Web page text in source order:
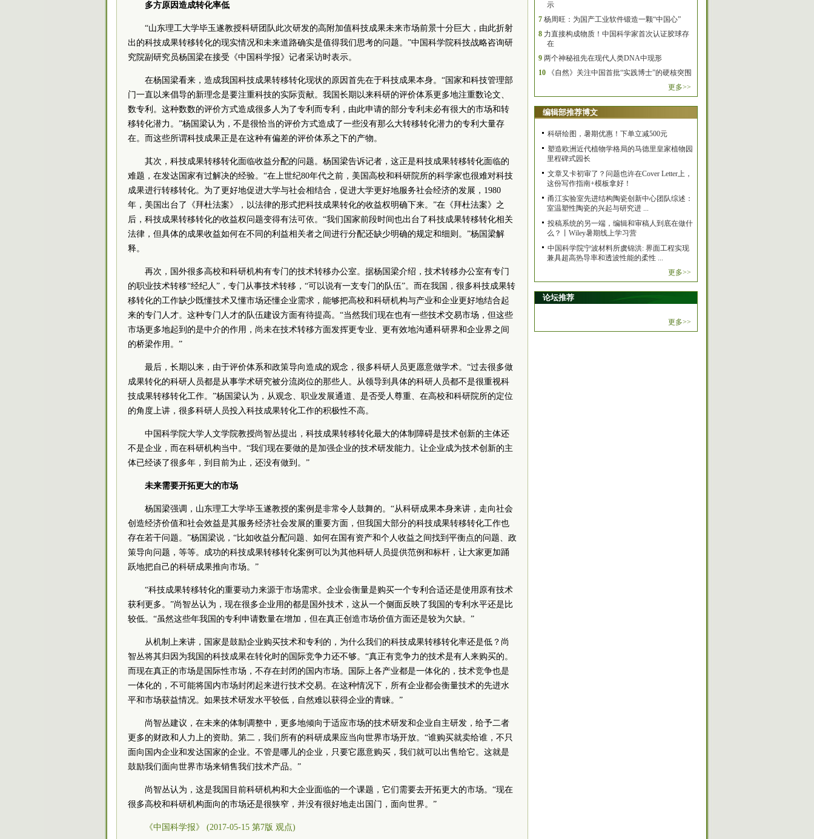
多方原因造成转化率低
“山东理工大学毕玉遂教授科研团队此次研发的高附加值科技成果未来市场前景十分巨大，由此折射
出的科技成果转移转化的现实情况和未来道路确实是值得我们思考的问题。”中国科学院科技战略咨询研
究院副研究员杨国梁在接受《中国科学报》记者采访时表示。
在杨国梁看来，造成我国科技成果转移转化现状的原因首先在于科技成果本身。“国家和科技管理部
门一直以来倡导的新理念是要注重科技的实际贡献。我国长期以来科研的评价体系更多地注重数论文、
数专利。这种数数的评价方式造成很多人为了专利而专利，由此申请的部分专利未必有很大的市场和转
移转化潜力。”杨国梁认为，不是很恰当的评价方式造成了一些没有那么大转移转化潜力的专利大量存
在。而这些所谓科技成果正是在这种有偏差的评价体系之下的产物。
其次，科技成果转移转化面临收益分配的问题。杨国梁告诉记者，这正是科技成果转移转化面临的
难题，在发达国家有过解决的经验。“在上世纪80年代之前，美国高校和科研院所的科学家也很难对科技
成果进行转移转化。为了更好地促进大学与社会相结合，促进大学更好地服务社会经济的发展，1980
年，美国出台了《拜杜法案》，以法律的形式把科技成果转化的收益权明确下来。”在《拜杜法案》之
后，科技成果转移转化的收益权问题变得有法可依。“我们国家前段时间也出台了科技成果转移转化相关
法律，但具体的成果收益如何在不同的利益相关者之间进行分配还缺少明确的规定和细则。”杨国梁解
释。
再次，国外很多高校和科研机构有专门的技术转移办公室。据杨国梁介绍，技术转移办公室有专门
的职业技术转移“经纪人”，专门从事技术转移，“可以说有一支专门的队伍”。而在我国，很多科技成果转
移转化的工作缺少既懂技术又懂市场还懂企业需求，能够把高校和科研机构与产业和企业更好地结合起
来的专门人才。这种专门人才的队伍建设方面有待提高。“当然我们现在也有一些技术交易市场，但这些
市场更多地起到的是中介的作用，尚未在技术转移方面发挥更专业、更有效地沟通科研界和企业界之间
的桥梁作用。”
最后，长期以来，由于评价体系和政策导向造成的观念，很多科研人员更愿意做学术。“过去很多做
成果转化的科研人员都是从事学术研究被分流岗位的那些人。从领导到具体的科研人员都不是很重视科
技成果转移转化工作。”杨国梁认为，从观念、职业发展通道、是否受人尊重、在高校和科研院所的定位
的角度上讲，很多科研人员投入科技成果转化工作的积极性不高。
中国科学院大学人文学院教授尚智丛提出，科技成果转移转化最大的体制障碍是技术创新的主体还
不是企业，而在科研机构当中。“我们现在要做的是加强企业的技术研发能力。让企业成为技术创新的主
体已经谈了很多年，到目前为止，还没有做到。”
未来需要开拓更大的市场
杨国梁强调，山东理工大学毕玉遂教授的案例是非常令人鼓舞的。“从科研成果本身来讲，走向社会
创造经济价值和社会效益是其服务经济社会发展的重要方面，但我国大部分的科技成果转移转化工作也
存在若干问题。”杨国梁说，“比如收益分配问题、如何在国有资产和个人收益之间找到平衡点的问题、政
策导向问题，等等。成功的科技成果转移转化案例可以为其他科研人员提供范例和标杆，让大家更加踊
跃地把自己的科研成果推向市场。”
“科技成果转移转化的重要动力来源于市场需求。企业会衡量是购买一个专利合适还是使用原有技术
获利更多。”尚智丛认为，现在很多企业用的都是国外技术，这从一个侧面反映了我国的专利水平还是比
较低。“虽然这些年我国的专利申请数量在增加，但在真正创造市场价值方面还是较为欠缺。”
从机制上来讲，国家是鼓励企业购买技术和专利的，为什么我们的科技成果转移转化率还是低？尚
智丛将其归因为我国的科技成果在转化时的国际竞争力还不够。“真正有竞争力的技术是有人来购买的。
而现在真正的市场是国际性市场，不存在封闭的国内市场。国际上各产业都是一体化的，技术竞争也是
一体化的，不可能将国内市场封闭起来进行技术交易。在这种情况下，所有企业都会衡量技术的先进水
平和市场获益情况。如果技术研发水平较低，自然难以获得企业的青睐。”
尚智丛建议，在未来的体制调整中，更多地倾向于适应市场的技术研发和企业自主研发，给予二者
更多的财政和人力上的资助。第二，我们所有的科研成果应当向世界市场开放。“谁购买就卖给谁，不只
面向国内企业和发达国家的企业。不管是哪儿的企业，只要它愿意购买，我们就可以出售给它。这就是
鼓励我们面向世界市场来销售我们技术产品。”
尚智丛认为，这是我国目前科研机构和大企业面临的一个课题，它们需要去开拓更大的市场。“现在
很多高校和科研机构面向的市场还是很狭窄，并没有很好地走出国门，面向世界。”
《中国科学报》 (2017-05-15 第7版 观点)
示
7 杨周旺：为国产工业软件锻造一颗“中国心”
8 力直接构成物质！中国科学家首次认证胶球存
在
9 两个神秘祖先在现代人类DNA中现形
10
《自然》关注中国首批“实践博士”的硬核突围
更多>>
编辑部推荐博文
科研绘图，暑期优惠！下单立减500元
塑造欧洲近代植物学格局的马德里皇家植物园
里程碑式园长
文章又卡初审了？问题也许在Cover Letter上，
这份写作指南+模板拿好！
甬江实验室先进结构陶瓷创新中心团队综述：
室温塑性陶瓷的兴起与研究进 ...
投稿系统的另一端，编辑和审稿人到底在做什
么？丨Wiley暑期线上学习营
中国科学院宁波材料所虞锦洪: 界面工程实现
兼具超高热导率和透波性能的柔性 ...
更多>>
论坛推荐
更多>>